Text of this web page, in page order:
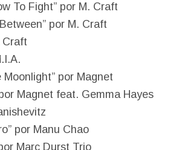
To Fight” por M. Craft
por M. Craft
Craft
Moonlight” por Magnet
Magnet feat. Gemma Hayes
por Manu Chao
Marc Durst Trio